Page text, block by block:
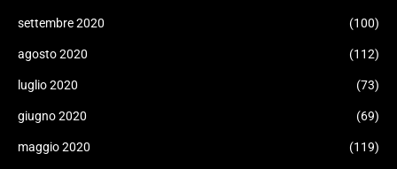
settembre 2020 (100)
agosto 2020 (112)
luglio 2020 (73)
giugno 2020 (69)
maggio 2020 (119)